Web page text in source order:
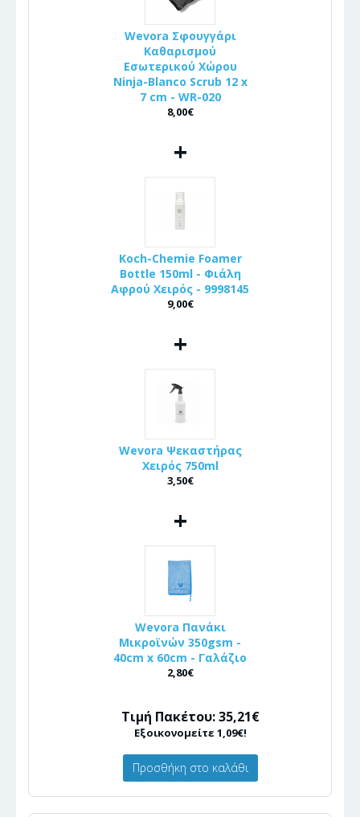
Wevora Σφουγγάρι
Καθαρισμού
Εσωτερικού Χώρου
Ninja-Blanco Scrub 12 x
7 cm - WR-020
8,00€
+
Koch-Chemie Foamer
Bottle 150ml - Φιάλη
Αφρού Χειρός - 9998145
9,00€
+
Wevora Ψεκαστήρας
Χειρός 750ml
3,50€
+
Wevora Πανάκι
Μικροϊνών 350gsm -
40cm x 60cm - Γαλάζιο
2,80€
Τιμή Πακέτου: 35,21€
Εξοικονομείτε 1,09€!
Προσθήκη στο καλάθι